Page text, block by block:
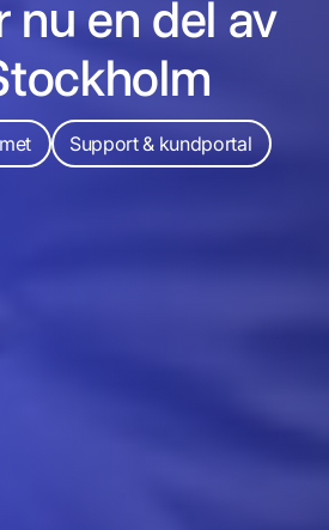
nu en del av
Support & kundportal